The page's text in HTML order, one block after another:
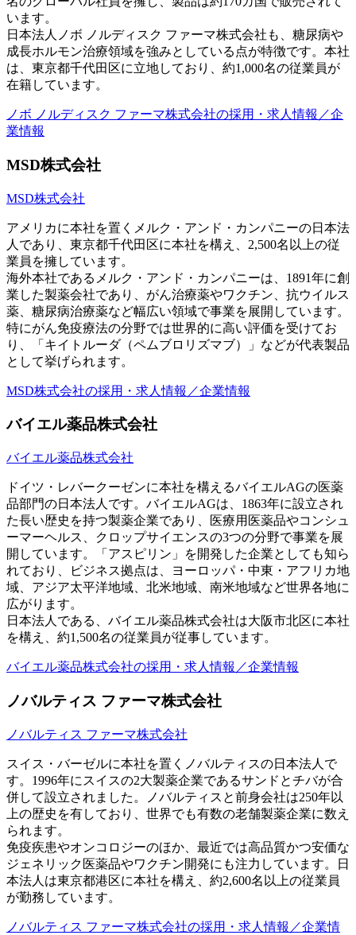
います。
日本法人ノボ ノルディスク ファーマ株式会社も、糖尿病や
成長ホルモン治療領域を強みとしている点が特徴です。本社
は、東京都千代田区に立地しており、約1,000名の従業員が
在籍しています。
ノボ ノルディスク ファーマ株式会社の採用・求人情報／企
業情報
MSD株式会社
MSD株式会社
アメリカに本社を置くメルク・アンド・カンパニーの日本法
人であり、東京都千代田区に本社を構え、2,500名以上の従
業員を擁しています。
海外本社であるメルク・アンド・カンパニーは、1891年に創
業した製薬会社であり、がん治療薬やワクチン、抗ウイルス
薬、糖尿病治療薬など幅広い領域で事業を展開しています。
特にがん免疫療法の分野では世界的に高い評価を受けてお
り、「キイトルーダ（ペムブロリズマブ）」などが代表製品
として挙げられます。
MSD株式会社の採用・求人情報／企業情報
バイエル薬品株式会社
バイエル薬品株式会社
ドイツ・レバークーゼンに本社を構えるバイエルAGの医薬
品部門の日本法人です。バイエルAGは、1863年に設立され
た長い歴史を持つ製薬企業であり、医療用医薬品やコンシュ
ーマーヘルス、クロップサイエンスの3つの分野で事業を展
開しています。「アスピリン」を開発した企業としても知ら
れており、ビジネス拠点は、ヨーロッパ・中東・アフリカ地
域、アジア太平洋地域、北米地域、南米地域など世界各地に
広がります。
日本法人である、バイエル薬品株式会社は大阪市北区に本社
を構え、約1,500名の従業員が従事しています。
バイエル薬品株式会社の採用・求人情報／企業情報
ノバルティス ファーマ株式会社
ノバルティス ファーマ株式会社
スイス・バーゼルに本社を置くノバルティスの日本法人で
す。1996年にスイスの2大製薬企業であるサンドとチバが合
併して設立されました。ノバルティスと前身会社は250年以
上の歴史を有しており、世界でも有数の老舗製薬企業に数え
られます。
免疫疾患やオンコロジーのほか、最近では高品質かつ安価な
ジェネリック医薬品やワクチン開発にも注力しています。日
本法人は東京都港区に本社を構え、約2,600名以上の従業員
が勤務しています。
ノバルティス ファーマ株式会社の採用・求人情報／企業情